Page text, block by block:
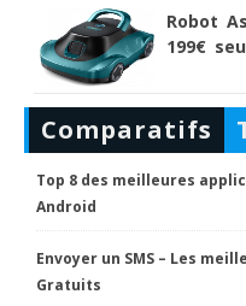
Robot
199€
Comparatifs
Top 8 des meilleures
Android
Envoyer un SMS – Les
Gratuits